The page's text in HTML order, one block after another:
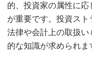
的、投資家の属性に
が重要です。投資スト
法律や会計上の取扱
的な知識が求められま